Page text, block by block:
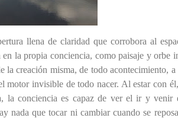
llena de claridad que corrobora al
la propia conciencia, como paisaje y orbe
creación misma, de todo acontecimiento, a
motor invisible de todo nacer. Al estar con
la conciencia es capaz de ver el ir y venir
nada que tocar ni cambiar cuando se